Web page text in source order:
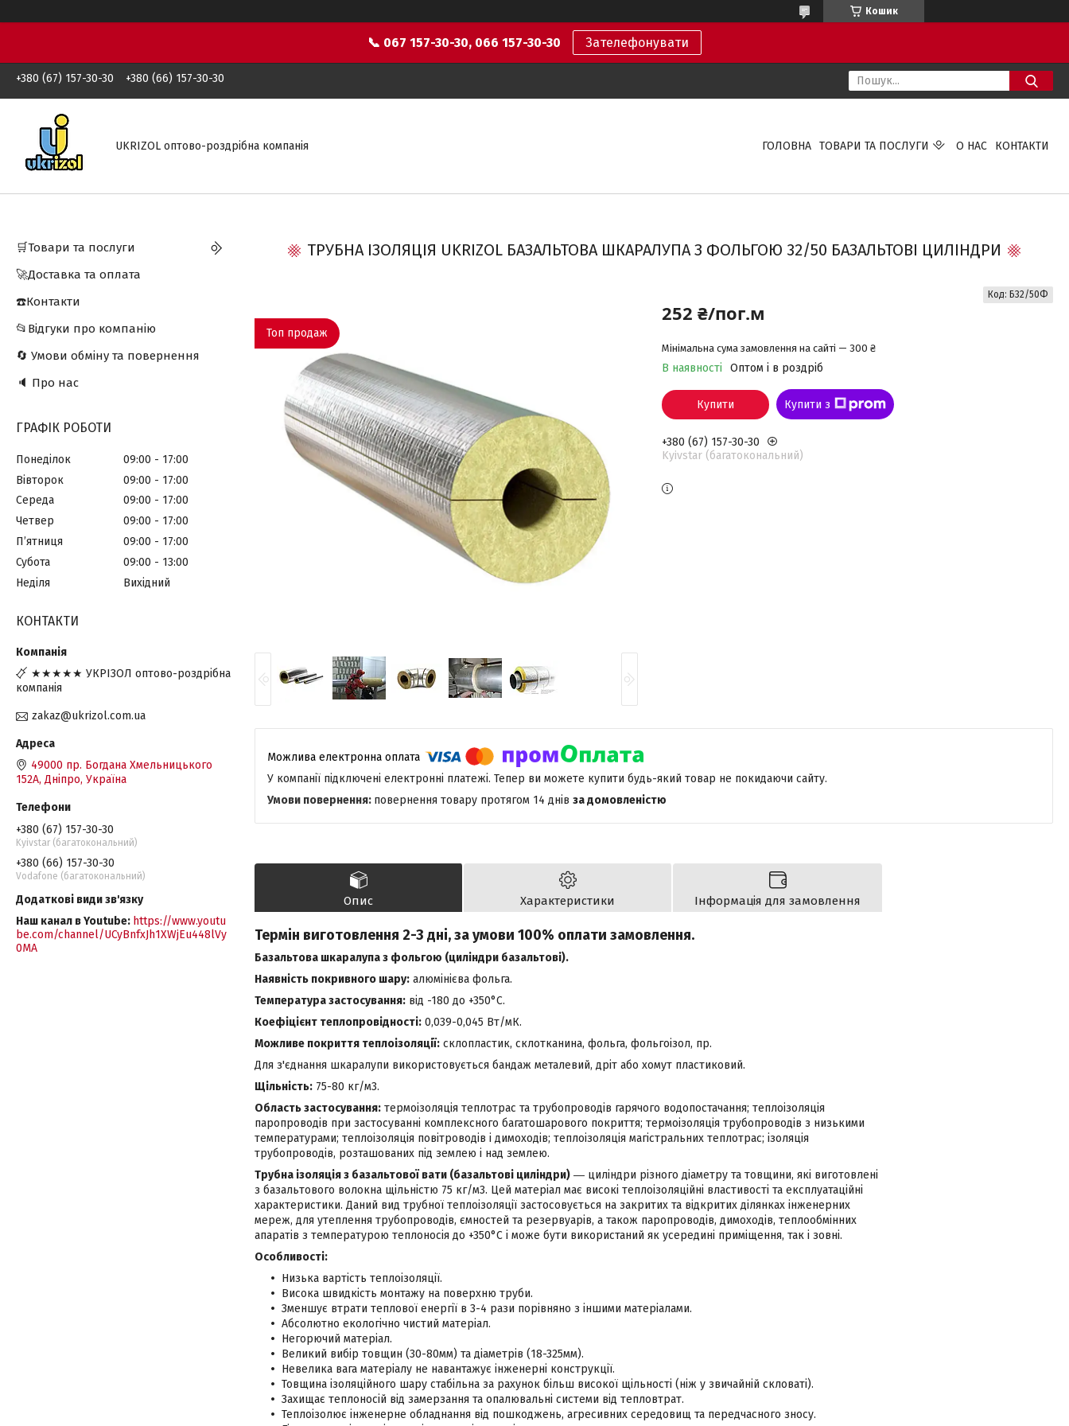
Кошик
📞 067 157-30-30, 066 157-30-30 Зателефонувати
+380 (67) 157-30-30 +380 (66) 157-30-30
UKRIZOL оптово-роздрібна компанія ГОЛОВНА ТОВАРИ ТА ПОСЛУГИ О НАС КОНТАКТИ
ТРУБНА ІЗОЛЯЦІЯ UKRIZOL БАЗАЛЬТОВА ШКАРАЛУПА З ФОЛЬГОЮ 32/50 БАЗАЛЬТОВІ ЦИЛІНДРИ
Топ продаж
252 ₴/пог.м
Мінімальна сума замовлення на сайті — 300 ₴
В наявності Оптом і в роздріб
Код: Б32/50Ф
Купити Купити з
+380 (67) 157-30-30
Kyivstar (багатокональний)
У компанії підключені електронні платежі. Тепер ви можете купити будь-який товар не покидаючи сайту.
повернення товару протягом 14 днів за домовленістю
Опис Характеристики Інформація для замовлення
Термін виготовлення 2-3 дні, за умови 100% оплати замовлення.
Базальтова шкаралупа з фольгою (циліндри базальтові).
Наявність покривного шару: алюмінієва фольга.
Температура застосування: від -180 до +350°С.
Коефіцієнт теплопровідності: 0,039-0,045 Вт/мК.
Можливе покриття теплоізоляції: склопластик, склотканина, фольга, фольгоізол, пр.
Для з'єднання шкаралупи використовується бандаж металевий, дріт або хомут пластиковий.
Щільність: 75-80 кг/м3.
Область застосування: термоізоляція теплотрас та трубопроводів гарячого водопостачання; теплоізоляція
паропроводів при застосуванні комплексного багатошарового покриття; термоізоляція трубопроводів з низькими
температурами; теплоізоляція повітроводів і димоходів; теплоізоляція магістральних теплотрас; ізоляція
трубопроводів, розташованих під землею і над землею.
Трубна ізоляція з базальтової вати (базальтові циліндри) ― циліндри різного діаметру та товщини, які виготовлені
з базальтового волокна щільністю 75 кг/м3. Цей матеріал має високі теплоізоляційні властивості та експлуатаційні
характеристики. Даний вид трубної теплоізоляції застосовується на закритих та відкритих ділянках інженерних
мереж, для утеплення трубопроводів, ємностей та резервуарів, а також паропроводів, димоходів, теплообмінних
апаратів з температурою теплоносія до +350°С і може бути використаний як усередині приміщення, так і зовні.
Особливості:
Низька вартість теплоізоляції.
Висока швидкість монтажу на поверхню труби.
Зменшує втрати теплової енергії в 3-4 рази порівняно з іншими матеріалами.
Абсолютно екологічно чистий матеріал.
Негорючий матеріал.
Великий вибір товщин (30-80мм) та діаметрів (18-325мм).
Невелика вага матеріалу не навантажує інженерні конструкції.
Товщина ізоляційного шару стабільна за рахунок більш високої щільності (ніж у звичайній скловаті).
Захищає теплоносій від замерзання та опалювальні системи від тепловтрат.
Теплоізолює інженерне обладнання від пошкоджень, агресивних середовищ та передчасного зносу.
🛒Товари та послуги
🚀Доставка та оплата
☎️Контакти
📂Відгуки про компанію
🔄 Умови обміну та повернення
🔈 Про нас
ГРАФІК РОБОТИ
Понеділок 09:00
17:00
Вівторок
09:00
17:00
Середа
09:00
17:00
Четвер
09:00
17:00
Пʼятниця
09:00
17:00
Субота
09:00
13:00
Неділя
Вихідний
КОНТАКТИ
★★★★★ УКРІЗОЛ оптово-роздрібна
компанія
zakaz@ukrizol.com.ua
49000 пр. Богдана Хмельницького
152А, Дніпро, Україна
+380 (67) 157-30-30
Kyivstar (багатокональний)
+380 (66) 157-30-30
Vodafone (багатокональний)
Наш канал в Youtube https://www.youtu
be.com/channel/UCyBnfxJh1XWjEu448lVy
0MA